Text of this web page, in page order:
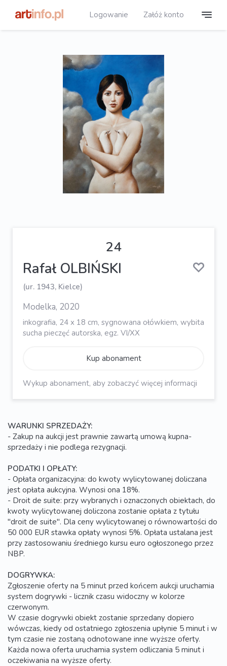
Logowanie Załóż konto
24
Rafał OLBIŃSKI
(ur. 1943, Kielce)
Modelka, 2020
inkografia, 24 x 18 cm, sygnowana ołówkiem, wybita
sucha pieczęć autorska, egz. VI/XX
Kup abonament
Wykup abonament, aby zobaczyć więcej informacji
WARUNKI SPRZEDAŻY:
- Zakup na aukcji jest prawnie zawartą umową kupna-
sprzedaży i nie podlega rezygnacji.
PODATKI I OPŁATY:
- Opłata organizacyjna: do kwoty wylicytowanej doliczana
jest opłata aukcyjna. Wynosi ona 18%.
- Droit de suite: przy wybranych i oznaczonych obiektach, do
kwoty wylicytowanej doliczona zostanie opłata z tytułu
"droit de suite". Dla ceny wylicytowanej o równowartości do
50 000 EUR stawka opłaty wynosi 5%. Opłata ustalana jest
przy zastosowaniu średniego kursu euro ogłoszonego przez
NBP.
DOGRYWKA:
Zgłoszenie oferty na 5 minut przed końcem aukcji uruchamia
system dogrywki - licznik czasu widoczny w kolorze
czerwonym.
W czasie dogrywki obiekt zostanie sprzedany dopiero
wówczas, kiedy od ostatniego zgłoszenia upłynie 5 minut i w
tym czasie nie zostaną odnotowane inne wyższe oferty.
Każda nowa oferta uruchamia system odliczania 5 minut i
oczekiwania na wyższe oferty.